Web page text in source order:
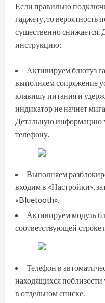
Если правильно
гаджету, то вероятность
существенно снижается.
инструкцию:
Активируем блютуз
выполняем сопряжение
клавишу питания и
индикатор не начнет
Детальную информацию
телефону.
Выполняем
входим в «Настройки»,
«Bluetooth».
Активируем модуль
соответствующей строке
Телефон в
находящихся
в отдельном списке.